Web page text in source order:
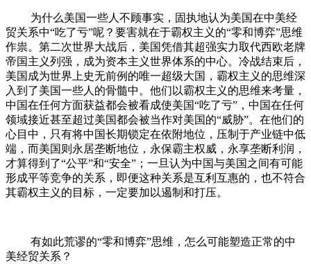
为什么美国一些人不顾事实，固执地认为美国在中美经
贸关系中“吃了亏”呢？要害就在于霸权主义的“零和博弈”思维
作祟。第二次世界大战后，美国凭借其超强实力取代西欧老牌
帝国主义列强，成为资本主义世界体系的中心。冷战结束后，
美国成为世界上史无前例的唯一超级大国，霸权主义的思维深
入到了美国一些人的骨髓中。他们以霸权主义的思维来考量，
中国在任何方面获益都会被看成使美国“吃了亏”，中国在任何
领域接近甚至超过美国都会被当作对美国的“威胁”。在他们的
心目中，只有将中国长期锁定在依附地位，压制于产业链中低
端，而美国则永居垄断地位，永保霸主权威，永享垄断利润，
才算得到了“公平”和“安全”；一旦认为中国与美国之间有可能
形成平等竞争的关系，即便这种关系是互利互惠的，也不符合
其霸权主义的目标，一定要加以遏制和打压。
有如此荒谬的“零和博弈”思维，怎么可能塑造正常的中
美经贸关系？